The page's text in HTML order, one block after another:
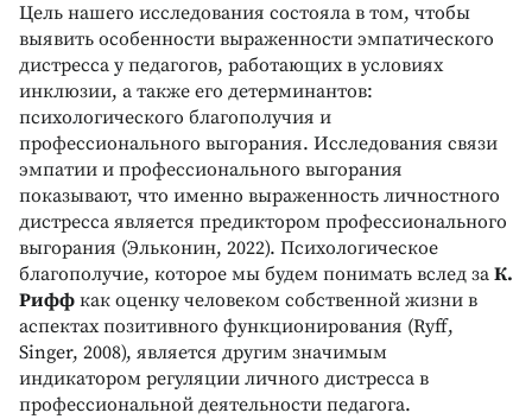
Цель нашего исследования состояла в том, чтобы
выявить особенности выраженности эмпатического
дистресса у педагогов, работающих в условиях
инклюзии, а также его детерминантов:
психологического благополучия и
профессионального выгорания. Исследования связи
эмпатии и профессионального выгорания
показывают, что именно выраженность личностного
дистресса является предиктором профессионального
выгорания (Эльконин, 2022). Психологическое
благополучие, которое мы будем понимать вслед за К.
Рифф как оценку человеком собственной жизни в
аспектах позитивного функционирования (Ryff,
Singer, 2008), является другим значимым
индикатором регуляции личного дистресса в
профессиональной деятельности педагога.